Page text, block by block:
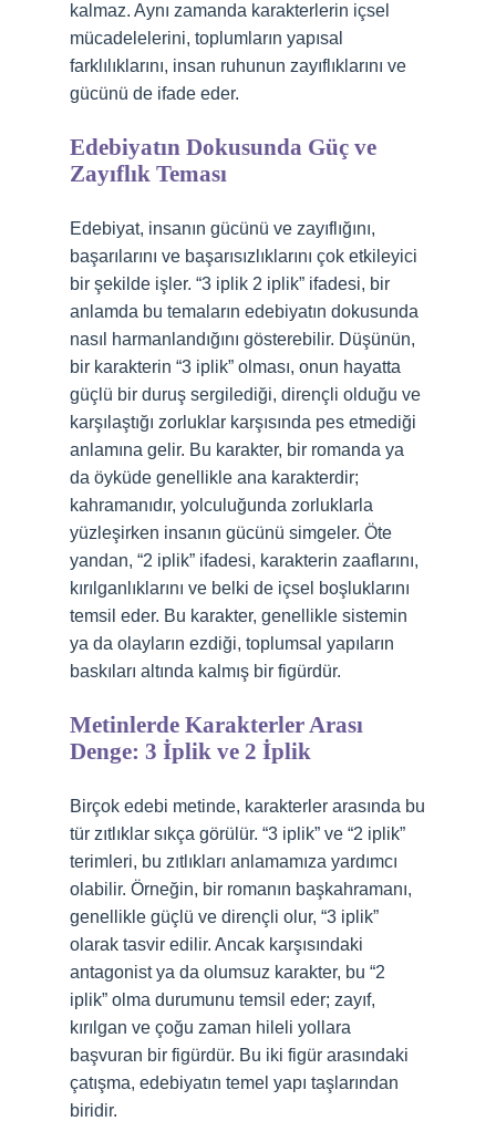
kalmaz. Aynı zamanda karakterlerin içsel
mücadelelerini, toplumların yapısal
farklılıklarını, insan ruhunun zayıflıklarını ve
gücünü de ifade eder.
Edebiyatın Dokusunda Güç ve
Zayıflık Teması
Edebiyat, insanın gücünü ve zayıflığını,
başarılarını ve başarısızlıklarını çok etkileyici
bir şekilde işler. “3 iplik 2 iplik” ifadesi, bir
anlamda bu temaların edebiyatın dokusunda
nasıl harmanlandığını gösterebilir. Düşünün,
bir karakterin “3 iplik” olması, onun hayatta
güçlü bir duruş sergilediği, dirençli olduğu ve
karşılaştığı zorluklar karşısında pes etmediği
anlamına gelir. Bu karakter, bir romanda ya
da öyküde genellikle ana karakterdir;
kahramanıdır, yolculuğunda zorluklarla
yüzleşirken insanın gücünü simgeler. Öte
yandan, “2 iplik” ifadesi, karakterin zaaflarını,
kırılganlıklarını ve belki de içsel boşluklarını
temsil eder. Bu karakter, genellikle sistemin
ya da olayların ezdiği, toplumsal yapıların
baskıları altında kalmış bir figürdür.
Metinlerde Karakterler Arası
Denge: 3 İplik ve 2 İplik
Birçok edebi metinde, karakterler arasında bu
tür zıtlıklar sıkça görülür. “3 iplik” ve “2 iplik”
terimleri, bu zıtlıkları anlamamıza yardımcı
olabilir. Örneğin, bir romanın başkahramanı,
genellikle güçlü ve dirençli olur, “3 iplik”
olarak tasvir edilir. Ancak karşısındaki
antagonist ya da olumsuz karakter, bu “2
iplik” olma durumunu temsil eder; zayıf,
kırılgan ve çoğu zaman hileli yollara
başvuran bir figürdür. Bu iki figür arasındaki
çatışma, edebiyatın temel yapı taşlarından
biridir.